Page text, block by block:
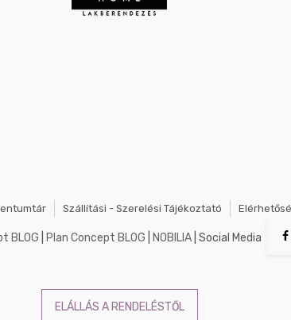
Szállítási - Szerelési Tájékoztató
BLOG Plan Concept BLOG NOBILIA | Social Media
ELÁLLÁS A RENDELÉSTŐL